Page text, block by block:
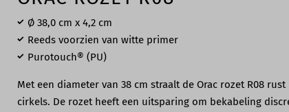
Ø 38​,0 cm x 4,2 cm
Reeds voorzien van witte primer
Purotouch® (PU)
Met een diameter van 38 cm straalt de Orac rozet R08
cirkels. De rozet heeft een uitsparing om bekabeling